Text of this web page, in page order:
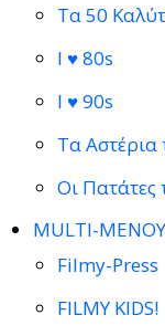
Τα 50
I ♥ 80s
I ♥ 90s
Τα Αστέρια
Οι Πατάτες
MULTI-ΜΕΝΟΥ
Filmy-Press
FILMY KIDS!